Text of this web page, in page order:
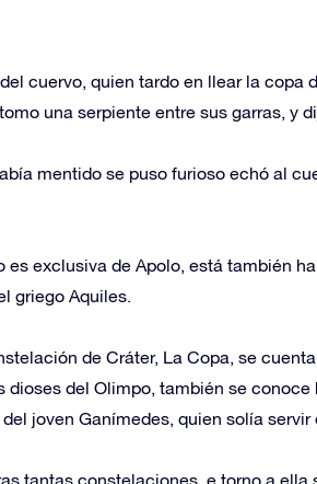
cuervo, quien tardo en llear la copa
una serpiente entre sus garras, y
mentido se puso furioso echó al
es exclusiva de Apolo, está también
griego Aquiles.
de Cráter, La Copa, se
dioses del Olimpo, también se
joven Ganímedes, quien solía
tantas constelaciones, e torno a ella